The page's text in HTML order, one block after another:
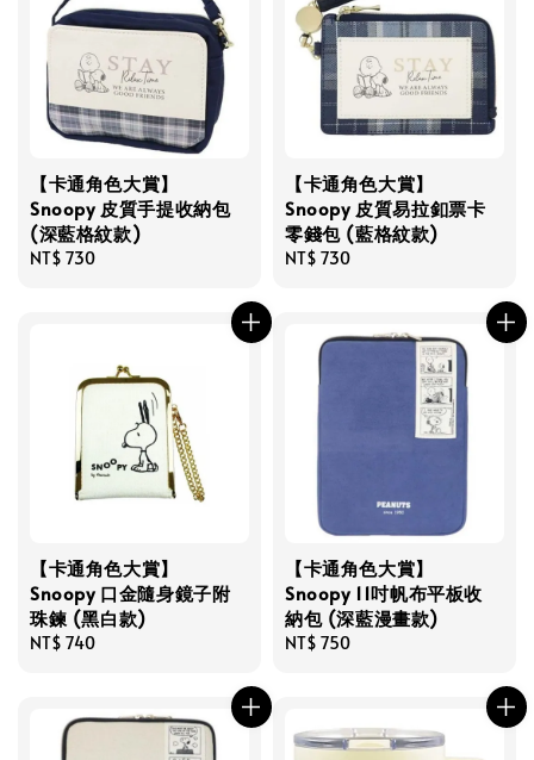
【卡通角色大賞】
Snoopy 皮質手提收納包
(深藍格紋款)
Regular
NT$ 730
【卡通角色大賞】
Snoopy 皮質易拉釦票卡
零錢包 (藍格紋款)
Regular
NT$ 730
【卡通角色大賞】
Snoopy 口金隨身鏡子附
珠鍊 (黑白款)
Regular
NT$ 740
【卡通角色大賞】
Snoopy 11吋帆布平板收
納包 (深藍漫畫款)
Regular
NT$ 750